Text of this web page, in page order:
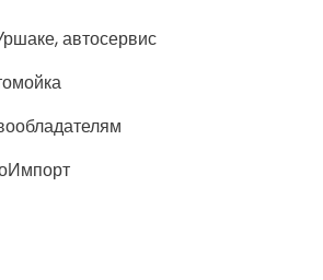
автосервис